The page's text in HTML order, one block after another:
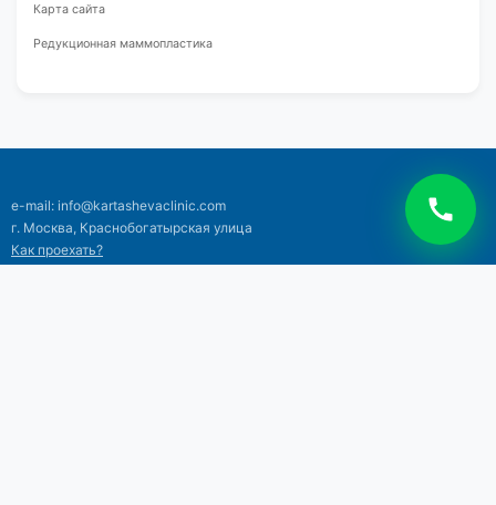
Карта сайта
Редукционная маммопластика
e-mail: info@kartashevaclinic.com
г. Москва, Краснобогатырская улица
Как проехать?